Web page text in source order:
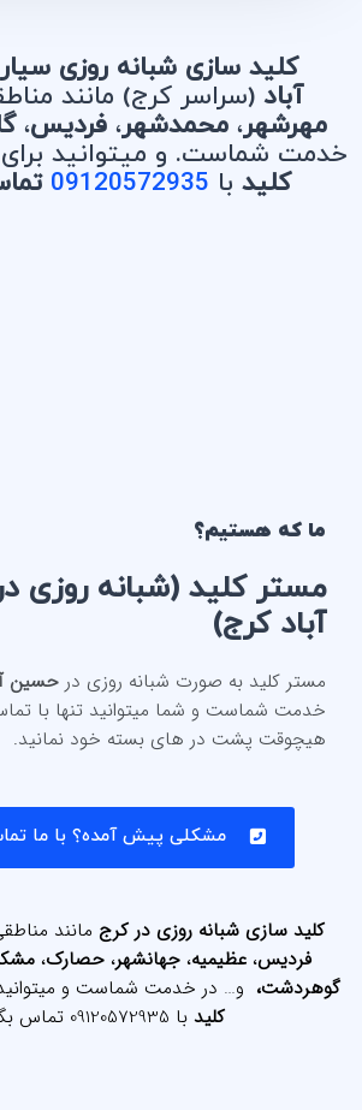
کلید سازی شبانه روزی
آباد (سراسر کرج) مانند
مهرشهر،محمدشهر،فردیس،
خدمت شماست. و میتوانید برای
کلید با 09120572935
ما که هستیم؟
مستر کلید (شبانه روزی
آباد کرج)
مستر کلید به صورت شبانه روزی در حسین
خدمت شماست و شما میتوانید تنها با
هیچوقت پشت در های بسته خود نمانید.
مشکلی پیش آمده؟ با ما
کلید سازی شبانه روزی در کرج مانند
فردیس، عظیمیه، جهانشهر، حصارک،
گوهردشت، و… در خدمت شماست و میتوانید
کلید با 09120572935 تماس